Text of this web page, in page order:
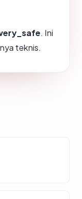
. Ini
teknis.